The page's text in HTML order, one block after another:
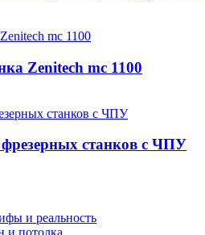
Zenitech mc 1100
станков с ЧПУ
и реальность
и потолка